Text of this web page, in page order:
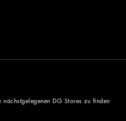
DG Stores zu finden